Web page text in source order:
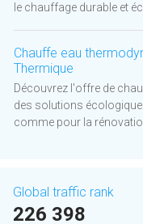
le chauffage durable et
Chauffe eau
Thermique
Découvrez l'offre de
des solutions
comme pour la
Global traffic rank
226 398